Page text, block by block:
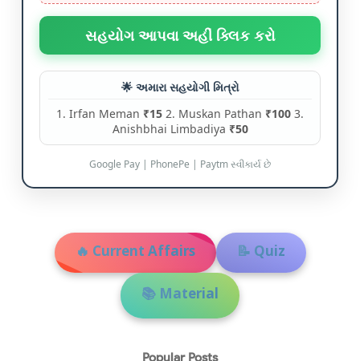
સહયોગ આપવા અહીં ક્લિક કરો
🌟 અમારા સહયોગી મિત્રો
1. Irfan Meman ₹15 2. Muskan Pathan ₹100 3.
Anishbhai Limbadiya ₹50
Google Pay | PhonePe | Paytm સ્વીકાર્ય છે
🔥 Current Affairs 📝 Quiz
📚 Material
Popular Posts